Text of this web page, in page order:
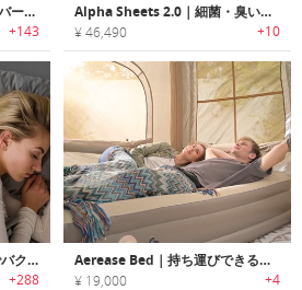
Alpha Sheets｜ピュアシルバーでバクテリアや真菌、ウイルス、臭いを抑えるベッドシーツ「アルファ」
+143
Alpha Sheets 2.0｜細菌・臭いの発生を抑止する防水ピュアシルバーファイバーベッドカバー「アルファシーツ2.0」
¥ 46,490 +10
29 Linens｜銅の自然作用でバクテリアを殺菌するベッドシーツ/ピローケース「29リネン」
+288
Aerease Bed｜持ち運びできる快適ベッドセット
¥ 19,000 +4